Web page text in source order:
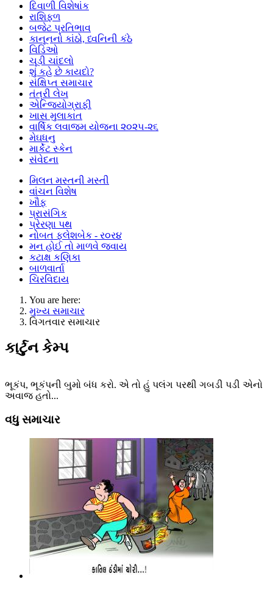
દિવાળી વિશેષાંક
રાશિફળ
બજેટ પ્રતિભાવ
કાનૂનનો કાંઠો, ધ્વનિની કંઠે
વિડિઓ
ચૂડી ચાંદલો
શું કહે છે કાયદો?
સંક્ષિપ્ત સમાચાર
તંત્રી લેખ
એન્જિયોગ્રાફી
ખાસ મુલાકાત
વાર્ષિક લવાજમ યોજના ૨૦૨૫-૨૬
મેઘધનુ
માર્કેટ સ્કેન
સંવેદના
મિલન મસ્તની મસ્તી
વાંચન વિશેષ
ખૌફ
પ્રાસંગિક
પ્રેરણા પથ
નોબત ફ્લેશબેક - ર૦ર૪
મન હોઈ તો માળવે જવાય
કટાક્ષ કણિકા
બાળવાર્તા
ચિરવિદાય
You are here:
મુખ્ય સમાચાર
વિગતવાર સમાચાર
કાર્ટુન કેમ્પ
ભૂકંપ, ભૂકંપની બુમો બંધ કરો. એ તો હું પલંગ પરથી ગબડી પડી એનો
અવાજ હતો...
વધુ સમાચાર